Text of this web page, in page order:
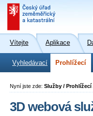
Vítejte Aplikace
Vyhledávací Prohlížecí
Nyní jste zde: Služby / Prohlížecí
3D webová